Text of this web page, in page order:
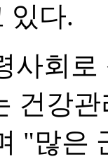
있다.
사회
건강
"많은